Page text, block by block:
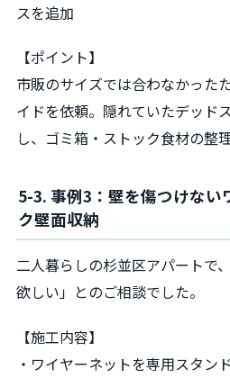
スを追加
【ポイント】
市販のサイズでは合わなかった
イドを依頼。隠れていたデッド
し、ゴミ箱・ストック食材の整
5-3. 事例3：壁を傷つけない
ク壁面収納
二人暮らしの杉並区アパートで
欲しい」とのご相談でした。
【施工内容】
・ワイヤーネットを専用スタン